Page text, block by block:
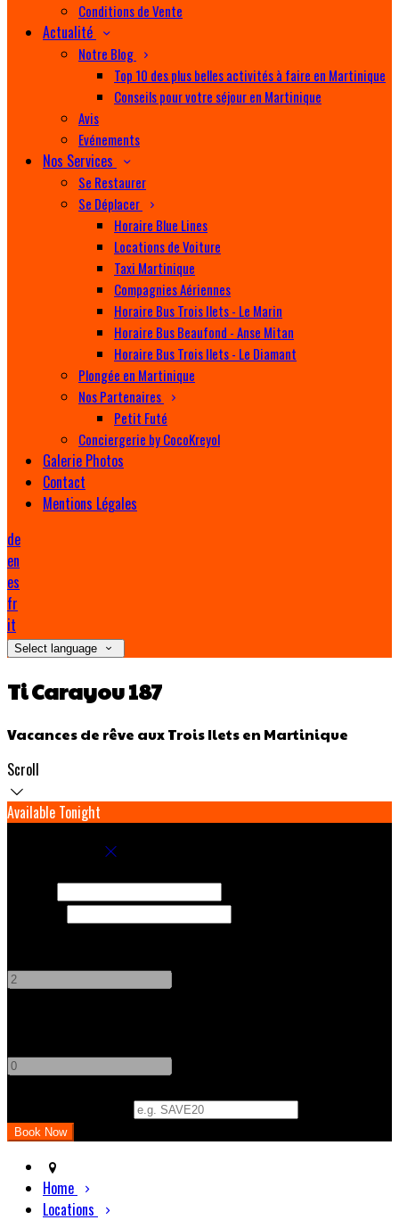
Conditions de Vente
Actualité
Notre Blog
Top 10 des plus belles activités à faire en Martinique
Conseils pour votre séjour en Martinique
Avis
Evénements
Nos Services
Se Restaurer
Se Déplacer
Horaire Blue Lines
Locations de Voiture
Taxi Martinique
Compagnies Aériennes
Horaire Bus Trois Ilets - Le Marin
Horaire Bus Beaufond - Anse Mitan
Horaire Bus Trois Ilets - Le Diamant
Plongée en Martinique
Nos Partenaires
Petit Futé
Conciergerie by CocoKreyol
Galerie Photos
Contact
Mentions Légales
de
en
es
fr
it
Select language
Ti Carayou 187
Vacances de rêve aux Trois Ilets en Martinique
Scroll
Available Tonight
Home
Locations